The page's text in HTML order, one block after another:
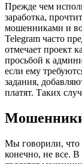
Прежде чем
заработка,
мошенниками и
Telegram часто
отмечает проект
просьбой к
если ему
задания,
платят. Таких
Мы говорили, что
конечно, не все.